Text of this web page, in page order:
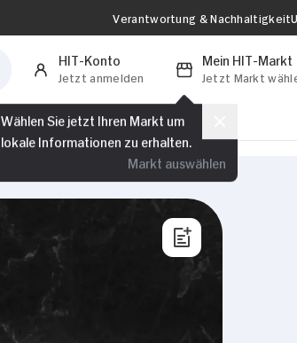
Verantwortung & Nachhaltigkeit
HIT-Konto
Jetzt anmelden
Mein HIT-Markt
Jetzt Markt
Wählen Sie jetzt Ihren Markt um
lokale Informationen zu erhalten.
Markt auswählen